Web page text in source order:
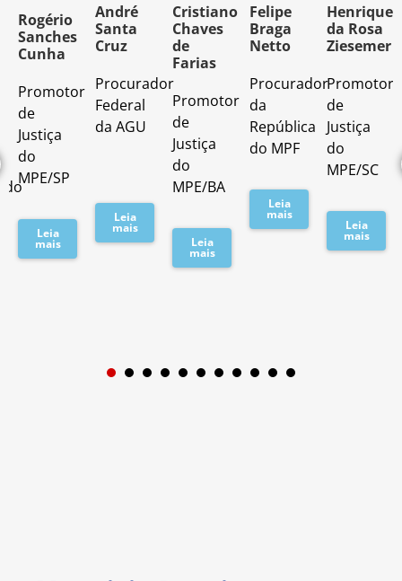
Rogério
Sanches
Cunha
Promotor
de
Justiça
do
MPE/SP
Leia
mais
André
Santa
Cruz
Procurador
Federal
da AGU
Leia
mais
Cristiano
Chaves
de
Farias
Promotor
de
Justiça
do
MPE/BA
Leia
mais
Felipe
Braga
Netto
Procurador
da
República
do MPF
Leia
mais
Henrique
da Rosa
Ziesemer
Promotor
de
Justiça
do
MPE/SC
Leia
mais
1 2 3